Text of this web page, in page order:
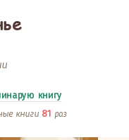
книгу
книги 81 раз